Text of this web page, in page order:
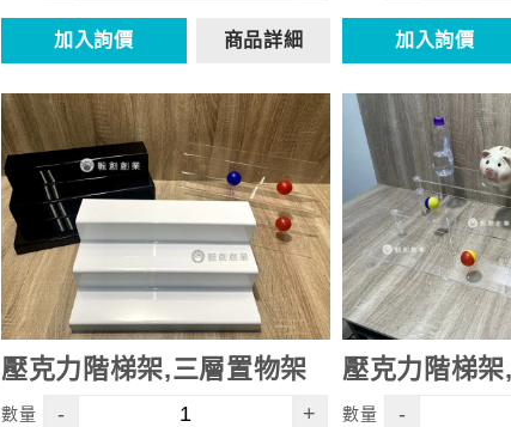
加入詢價 商品詳細 加入詢價
壓克力階梯架,三層置物架
數量 - +
壓克力階梯
數量 -